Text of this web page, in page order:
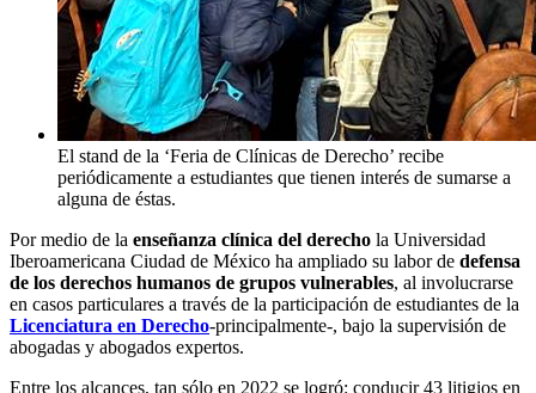
El stand de la ‘Feria de Clínicas de Derecho’ recibe
periódicamente a estudiantes que tienen interés de sumarse a
alguna de éstas.
Por medio de la enseñanza clínica del derecho la Universidad
Iberoamericana Ciudad de México ha ampliado su labor de defensa
de los derechos humanos de grupos vulnerables, al involucrarse
en casos particulares a través de la participación de estudiantes de la
Licenciatura en Derecho-principalmente-, bajo la supervisión de
abogadas y abogados expertos.
Entre los alcances, tan sólo en 2022 se logró: conducir 43 litigios en